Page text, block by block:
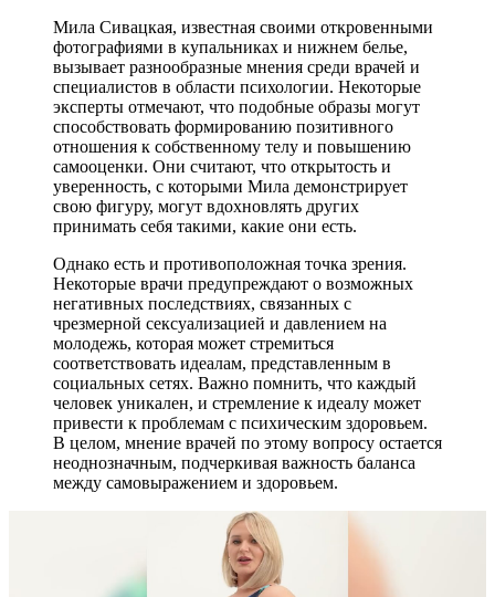
Мила Сивацкая, известная своими откровенными
фотографиями в купальниках и нижнем белье,
вызывает разнообразные мнения среди врачей и
специалистов в области психологии. Некоторые
эксперты отмечают, что подобные образы могут
способствовать формированию позитивного
отношения к собственному телу и повышению
самооценки. Они считают, что открытость и
уверенность, с которыми Мила демонстрирует
свою фигуру, могут вдохновлять других
принимать себя такими, какие они есть.
Однако есть и противоположная точка зрения.
Некоторые врачи предупреждают о возможных
негативных последствиях, связанных с
чрезмерной сексуализацией и давлением на
молодежь, которая может стремиться
соответствовать идеалам, представленным в
социальных сетях. Важно помнить, что каждый
человек уникален, и стремление к идеалу может
привести к проблемам с психическим здоровьем.
В целом, мнение врачей по этому вопросу остается
неоднозначным, подчеркивая важность баланса
между самовыражением и здоровьем.